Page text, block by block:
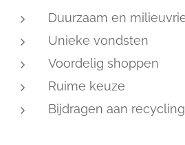
Duurzaam en
Unieke vondsten
Voordelig shoppen
Ruime keuze
Bijdragen aan recycling